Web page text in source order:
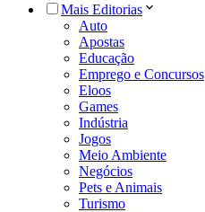
Mais Editorias
Auto
Apostas
Educação
Emprego e Concursos
Eloos
Games
Indústria
Jogos
Meio Ambiente
Negócios
Pets e Animais
Turismo